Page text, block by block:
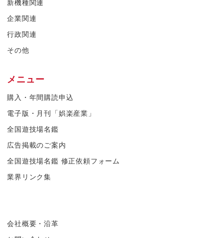
新機種関連
企業関連
行政関連
その他
メニュー
購入・年間購読申込
電子版・月刊「娯楽産業」
全国遊技場名鑑
広告掲載のご案内
全国遊技場名鑑 修正依頼フォーム
業界リンク集
会社概要・沿革